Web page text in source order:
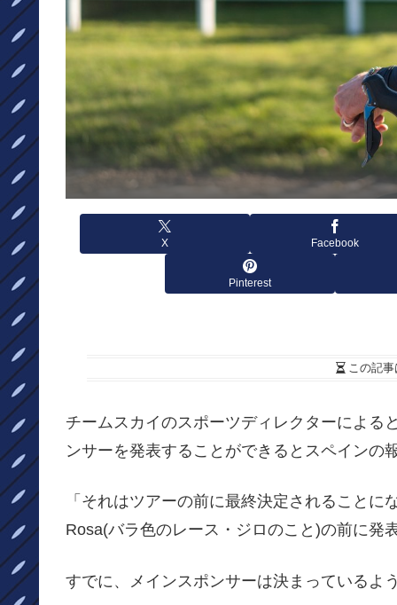
X Facebook
Pinterest
この記事
チームスカイのスポーツディレクターによる
ンサーを発表することができるとスペインの
「それはツアーの前に最終決定されること
Rosa(バラ色のレース・ジロのこと)の前に発
すでに、メインスポンサーは決まっているよ